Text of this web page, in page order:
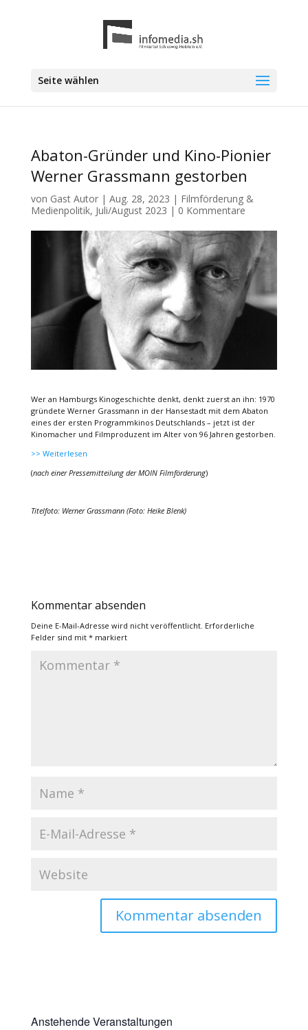
Seite wählen
Abaton-Gründer und Kino-Pionier
Werner Grassmann gestorben
von Gast Autor| Aug. 28, 2023 | Filmförderung &
Medienpolitik, Juli/August 2023 | 0 Kommentare
Wer an Hamburgs Kinogeschichte denkt, denkt zuerst an ihn: 1970
gründete Werner Grassmann in der Hansestadt mit dem Abaton
eines der ersten Programmkinos Deutschlands – jetzt ist der
Kinomacher und Filmproduzent im Alter von 96 Jahren gestorben.
>> Weiterlesen
(nach einer Pressemitteilung der MOIN Filmförderung)
Titelfoto: Werner Grassmann (Foto: Heike Blenk)
Kommentar absenden
Deine E-Mail-Adresse wird nicht veröffentlicht. Erforderliche
Felder sind mit *markiert
Anstehende Veranstaltungen